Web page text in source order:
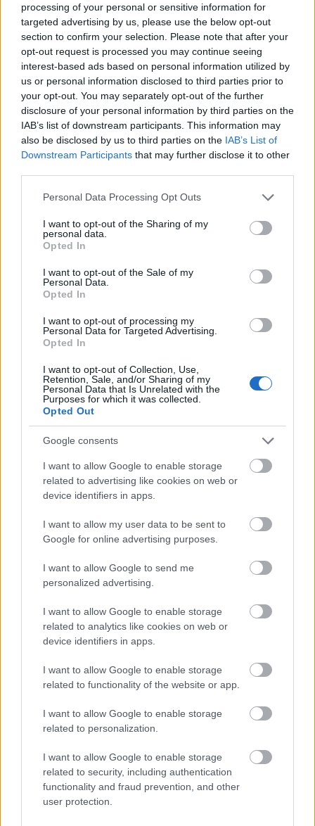
processing of your personal or sensitive information for
targeted advertising by us, please use the below opt-out
section to confirm your selection. Please note that after your
opt-out request is processed you may continue seeing
interest-based ads based on personal information utilized by
us or personal information disclosed to third parties prior to
your opt-out. You may separately opt-out of the further
disclosure of your personal information by third parties on the
IAB’s list of downstream participants. This information may
also be disclosed by us to third parties on the IAB’s List of
Downstream Participants that may further disclose it to other
Please note that this website/app uses one or more Google
not limited to your visit or usage behaviour. You may click to
grant or deny consent to Google and its third-party tags to
use your data for below specified purposes in below Google
consent section.
Personal Data Processing Opt Outs
I want to opt-out of the Sharing of my
personal data.
Opted In
I want to opt-out of the Sale of my
Personal Data.
Opted In
I want to opt-out of processing my
Personal Data for Targeted Advertising.
Opted In
I want to opt-out of Collection, Use,
Retention, Sale, and/or Sharing of my
Personal Data that Is Unrelated with the
Purposes for which it was collected.
Opted Out
Google consents
I want to allow Google to enable storage
related to advertising like cookies on web or
device identifiers in apps.
I want to allow my user data to be sent to
Google for online advertising purposes.
I want to allow Google to send me
personalized advertising.
I want to allow Google to enable storage
related to analytics like cookies on web or
device identifiers in apps.
I want to allow Google to enable storage
related to functionality of the website or app.
I want to allow Google to enable storage
related to personalization.
I want to allow Google to enable storage
related to security, including authentication
functionality and fraud prevention, and other
user protection.
αμοιβαία κατανόηση ενισχύεται, δίνοντας χώρο σε
μεγαλύτερη συναισθηματική ασφάλεια.
Σκορπιός
Ο έρωτας αποκτά πρωταγωνιστικό ρόλο στη ζωή
των Σκορπιών. Το έντονο μαγνητικό σας πεδίο
προσελκύει πρόσωπα που επιθυμούν να
επιστρέψουν στη ζωή σας, ενώ παράλληλα
αυξάνονται οι πιθανότητες για μια παθιασμένη
επανασύνδεση. Κάποιος που κάποτε σας
ξεχάσει. Οι εξελίξεις θα είναι γρήγορες και
συναισθηματικά φορτισμένες. Ωστόσο, καλείστε να
αξιολογήσετε αν οι λόγοι που οδήγησαν στον
χωρισμό έχουν πραγματικά ξεπεραστεί. Αν ναι, τότε
από ποτέ.